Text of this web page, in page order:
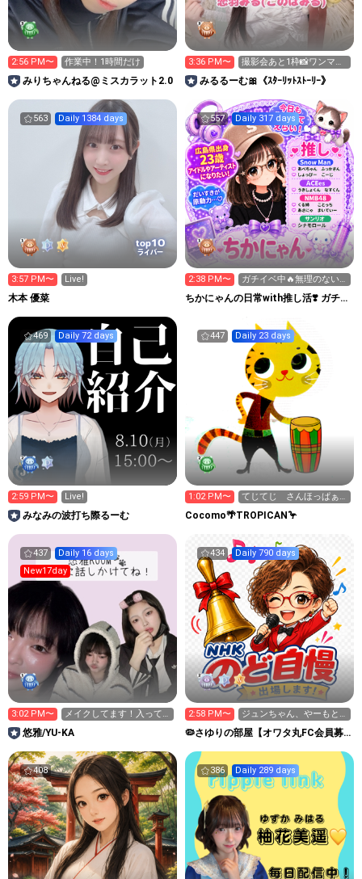
2:56 PM〜 作業中！1時間だけ
みりちゃんねる@ミスカラット2.0
3:36 PM〜
撮影会あと1枠📸ワンマン
チケットゲット待ってま
す!
みるるーむ🎀《ｽﾀｰﾘｯﾄｽﾄｰﾘｰ》
563 Daily 1384 days
top10
ライバー
3:57 PM〜 Live!
木本 優菜
557 Daily 317 days
2:38 PM〜
ガチイベ中🔥無理のない
範囲で応援お願いします‼️
ちかにゃんの日常with推し活❣️ ガチイ
469 Daily 72 days
2:59 PM〜 Live!
みなみの波打ち際るーむ
447 Daily 23 days
1:02 PM〜
てじてじ さんほっぱぁ
ーさんが100回目の訪問🎉
Cocomo🌴TROPICAN🦩
437
Daily 16 days
New17day
3:02 PM〜
メイクしてます！入って
これる人お待ちしてま
悠雅/YU‐KA
434 Daily 790 days
2:58 PM〜
ジュンちゃん、やーもと
奈良ドライブ🚗³₃
🦠さゆりの部屋【オワタ丸FC会員募
408 386 Daily 289 days